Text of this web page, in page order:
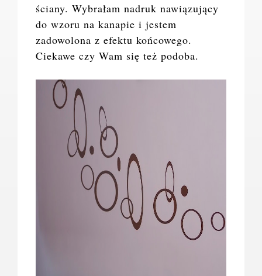
ściany. Wybrałam nadruk nawiązujący
do wzoru na kanapie i jestem
zadowolona z efektu końcowego.
Ciekawe czy Wam się też podoba.